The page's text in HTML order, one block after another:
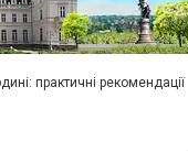
практичні рекомендації